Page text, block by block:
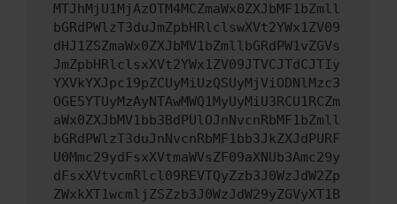
MTJhMjU1MjAzOTM4MCZmaWx0ZXJbMF1bZmll
bGRdPWlzT3duJmZpbHRlclswXVt2YWx1ZV09
dHJ1ZSZmaWx0ZXJbMV1bZmllbGRdPW1vZGVs
JmZpbHRlclsxXVt2YWx1ZV09JTVCJTdCJTIy
YXVkYXJpc19pZCUyMiUzQSUyMjViODNlMzc3
OGE5YTUyMzAyNTAwMWQ1MyUyMiU3RCU1RCZm
aWx0ZXJbMV1bb3BdPUlOJnNvcnRbMF1bZmll
bGRdPWlzT3duJnNvcnRbMF1bb3JkZXJdPURF
U0Mmc29ydFsxXVtmaWVsZF09aXNUb3Amc29y
dFsxXVtvcmRlcl09REVTQyZzb3J0WzJdW2Zp
ZWxkXT1wcmljZSZzb3J0WzJdW29yZGVyXT1B